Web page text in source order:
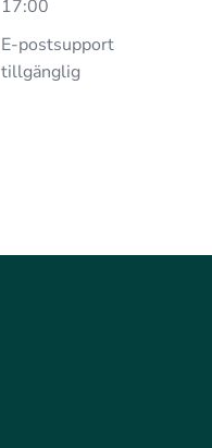
17:00
E-postsupport
tillgänglig